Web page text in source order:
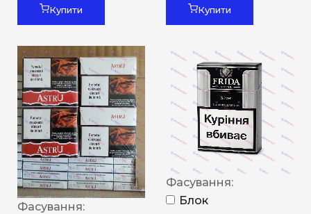
Купити Купити
Фасування:
Фасування:
Блок